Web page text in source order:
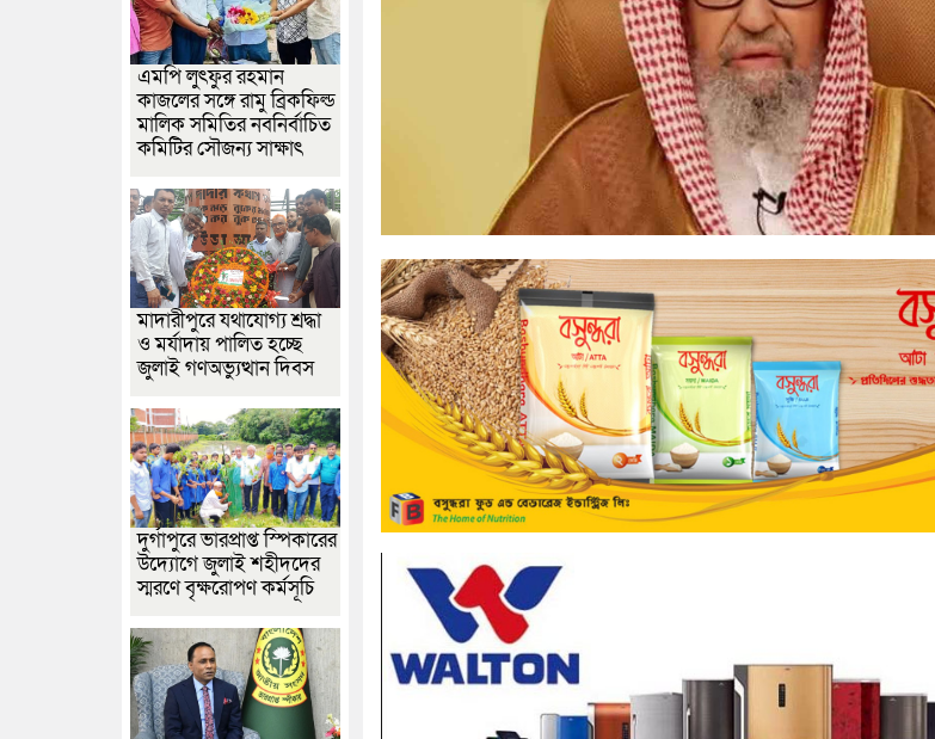
এমপি লুৎফুর রহমান
কাজলের সঙ্গে রামু ব্রিকফিল্ড
মালিক সমিতির নবনির্বাচিত
কমিটির সৌজন্য সাক্ষাৎ
মাদারীপুরে যথাযোগ্য শ্রদ্ধা
ও মর্যাদায় পালিত হচ্ছে
জুলাই গণঅভ্যুত্থান দিবস
দুর্গাপুরে ভারপ্রাপ্ত স্পিকারের
উদ্যোগে জুলাই শহীদদের
স্মরণে বৃক্ষরোপণ কর্মসূচি